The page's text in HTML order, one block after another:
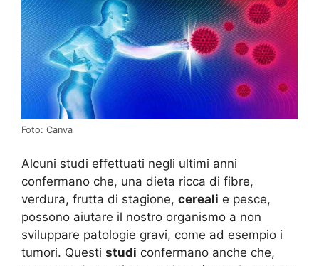
Foto: Canva
Alcuni studi effettuati negli ultimi anni
confermano che, una dieta ricca di fibre,
verdura, frutta di stagione, cereali e pesce,
possono aiutare il nostro organismo a non
sviluppare patologie gravi, come ad esempio i
tumori. Questi studi confermano anche che,